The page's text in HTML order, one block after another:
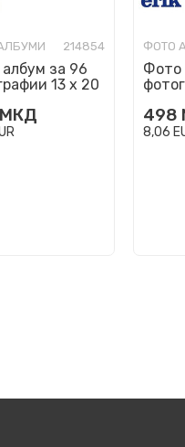
214854
за 96
13 x 20
МКД
ФОТО
Фото
498
8,06